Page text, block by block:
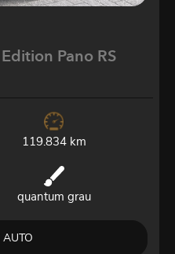
Pano RS
119.834 km
quantum grau
AUTO